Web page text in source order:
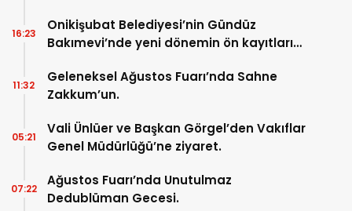
Onikişubat Belediyesi’nin Gündüz
Bakımevi’nde yeni dönemin ön kayıtları
16:23
Geleneksel Ağustos Fuarı’nda Sahne
Zakkum’un.
11:32
Vali Ünlüer ve Başkan Görgel’den Vakıflar
Genel Müdürlüğü’ne ziyaret.
05:21
Ağustos Fuarı’nda Unutulmaz
Dedublüman Gecesi.
07:22